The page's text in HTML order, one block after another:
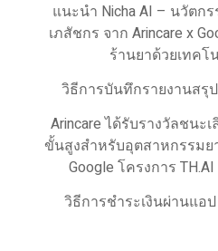
แนะนำ Nicha AI – นวัตก
เภสัชกร จาก Arincare x
ร้านยาด้วยเทคโ
วิธีการบันทึกรายงานส
Arincare ได้รับรางวัลชน
ขั้นสูงสำหรับอุตสาหกรรมย
Google โครงการ
วิธีการชำระเงินผ่านแอ